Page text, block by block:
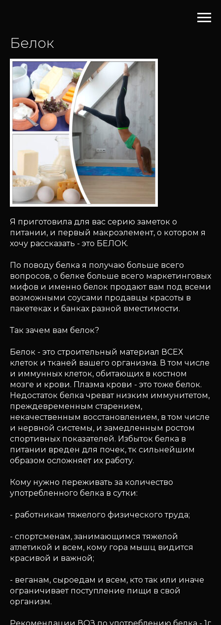
Белок
Я приготовила для вас серию заметок о
питании, и первый макроэлемент, о котором я
хочу рассказать - это БЕЛОК.
По поводу белка я получаю больше всего
вопросов, о белке больше всего маркетинговых
мифов и именно белок продают вам под всеми
возможными соусами продавцы красоты в
пакетеках и банках разной вместимости.
Так зачем вам белок?
Белок - это строительный материал ВСЕХ
клеток и тканей вашего организма. В том числе
и иммунных клеток, обитающих в костном
мозге и крови. Плазма крови - это тоже белок.
Недостаток белка чреват низким иммунитетом,
преждевременным старением,
некачественным восстановлением, в том числе
и нервной системы, и замедленным ростом
спортивных показателей. Избыток белка в
питании вреден для почек, тк сильнейшим
образом осложняет их работу.
Кому нужно переживать за количество
употребленного белка в сутки:
- работникам тяжелого физического труда;
- спортсменам, занимающимся тяжелой
атлетикой и всем, кому гора мышц видится
красивой и важной;
- веганам, сыроедам и всем, кто так или иначе
ограничивает поступление пищи в свой
организм.